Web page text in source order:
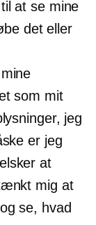
at se mine
det eller
som mit
jeg
er jeg
at
mig at
se, hvad